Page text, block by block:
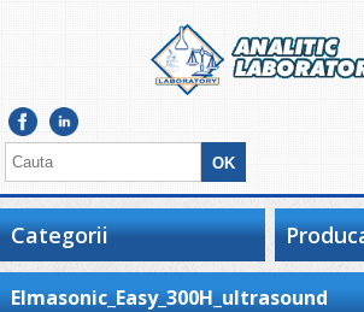
Categorii
Elmasonic_Easy_300H_ultrasound